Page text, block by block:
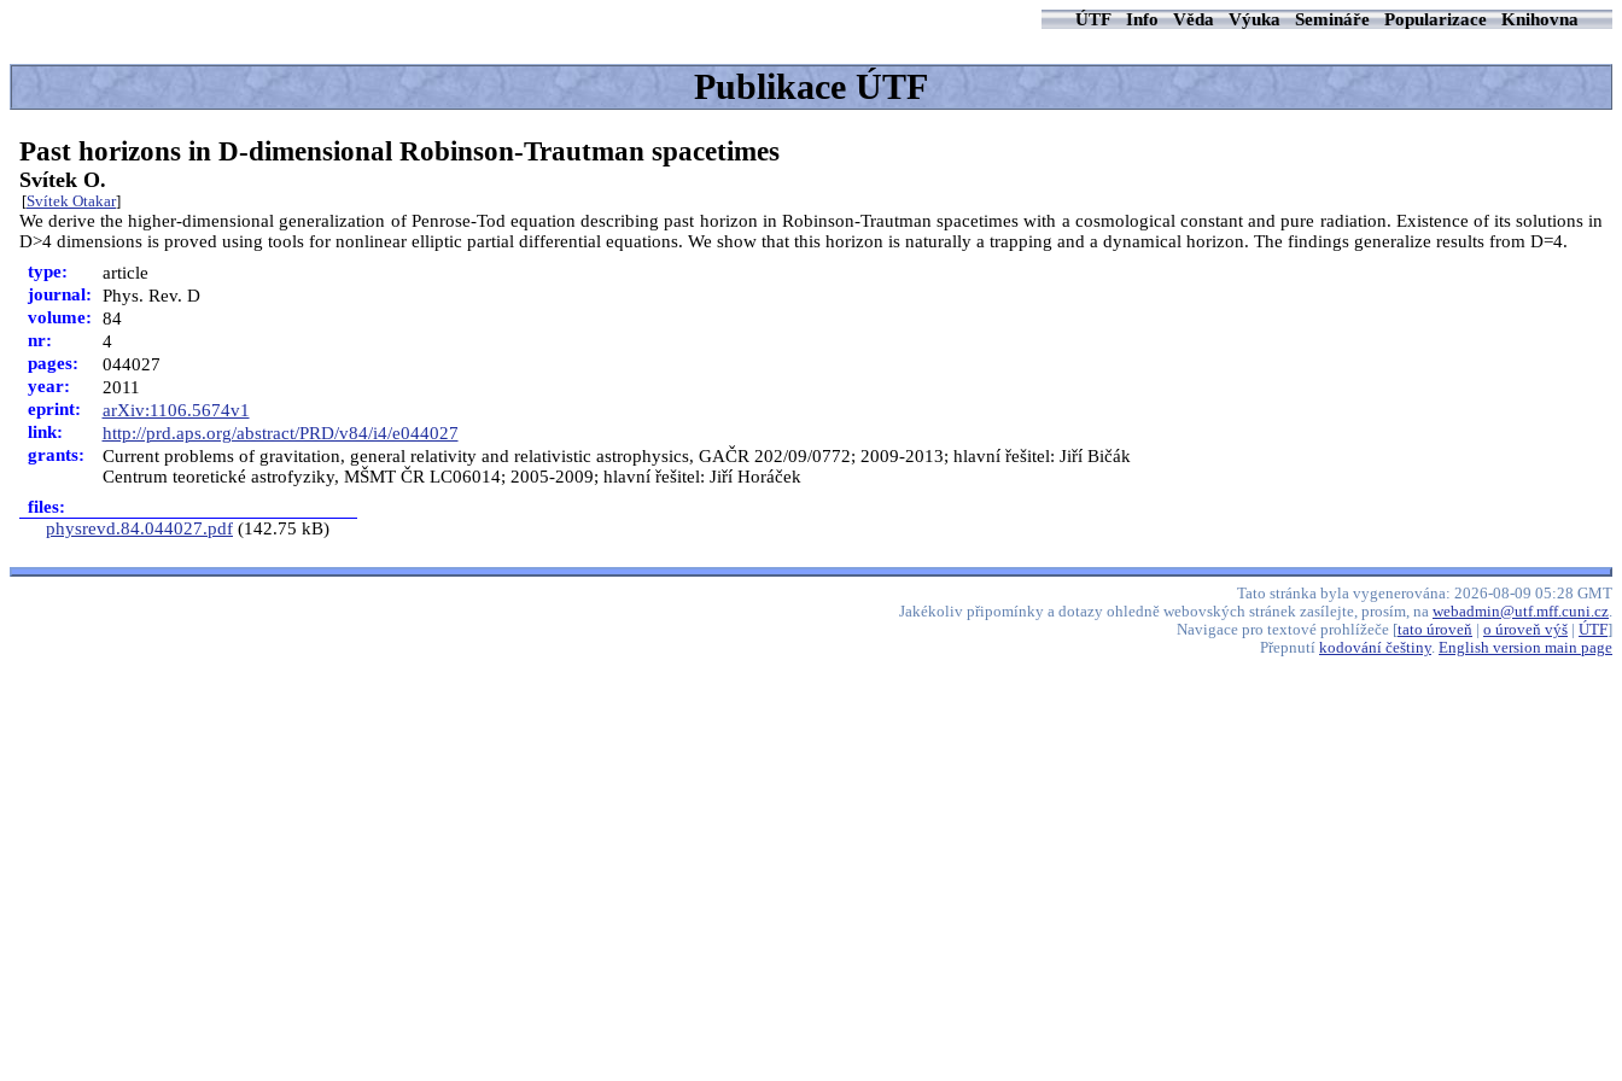
ÚTF Info Věda Výuka Semináře Popularizace Knihovna
Publikace ÚTF
Past horizons in D-dimensional Robinson-Trautman spacetimes
Svítek O.
[Svítek Otakar]
We derive the higher-dimensional generalization of Penrose-Tod equation describing past horizon in Robinson-Trautman spacetimes with a cosmological constant and pure radiation. Existence of its solutions in
D>4 dimensions is proved using tools for nonlinear elliptic partial differential equations. We show that this horizon is naturally a trapping and a dynamical horizon. The findings generalize results from D=4.
type:
article
journal:
Phys. Rev. D
volume:
84
nr:
4
pages:
044027
year:
2011
eprint:
arXiv:1106.5674v1
link:
http://prd.aps.org/abstract/PRD/v84/i4/e044027
grants:
Current problems of gravitation, general relativity and relativistic astrophysics, GAČR 202/09/0772; 2009-2013; hlavní řešitel: Jiří Bičák
Centrum teoretické astrofyziky, MŠMT ČR LC06014; 2005-2009; hlavní řešitel: Jiří Horáček
files:
physrevd.84.044027.pdf (142.75 kB)
Tato stránka byla vygenerována: 2026-08-09 05:28 GMT
Jakékoliv připomínky a dotazy ohledně webovských stránek zasílejte, prosím, na webadmin@utf.mff.cuni.cz.
Navigace pro textové prohlížeče [tato úroveň o úroveň výš ÚTF]
Přepnutí kodování češtiny. English version main page